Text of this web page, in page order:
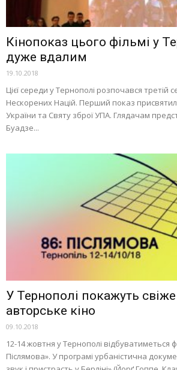
Кінопоказ цього фільмі у
дуже вдалим
19.10.2018
Цієї середи у Тернополі розпочався третій
Нескорених Націй. Перший показ
України та Святу зброї УПА. Глядачам
Буадзе...
У Тернополі покажуть
авторське кіно
09.10.2018
12-14 жовтня у Тернополі відбуватиметься
Післямова». У програмі урбаністична